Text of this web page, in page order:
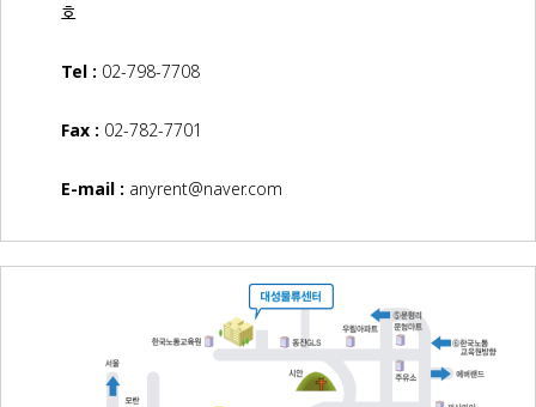
호
Tel : 02-798-7708
Fax : 02-782-7701
E-mail : anyrent@naver.com